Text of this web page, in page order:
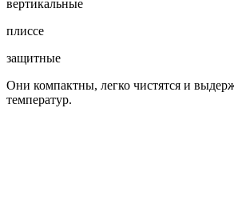
вертикальные
плиссе
защитные
Они компактны, легко чистятся и
температур.